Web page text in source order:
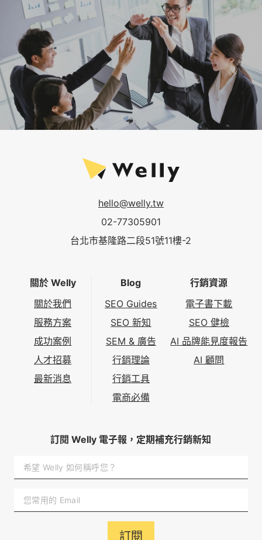
hello@welly.tw
02-77305901
台北市基隆路二段51號11樓-2
關於 Welly
關於我們
服務方案
成功案例
人才招募
最新消息
Blog
SEO Guides
SEO 新知
SEM & 廣告
行銷理論
行銷工具
電商必備
行銷資源
電子書下載
SEO 健檢
AI 品牌能見度報告
AI 顧問
訂閱 Welly 電子報，定期補充行銷新知
訂閱